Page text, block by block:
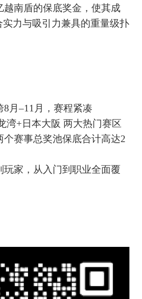
越南盾的保底奖金，使其成
力与吸引力兼具的重量级扑
8月–11月，赛程紧凑
湾+日本大阪 两大热门赛区
个赛事总奖池保底合计高达2
玩家，从入门到职业全面覆